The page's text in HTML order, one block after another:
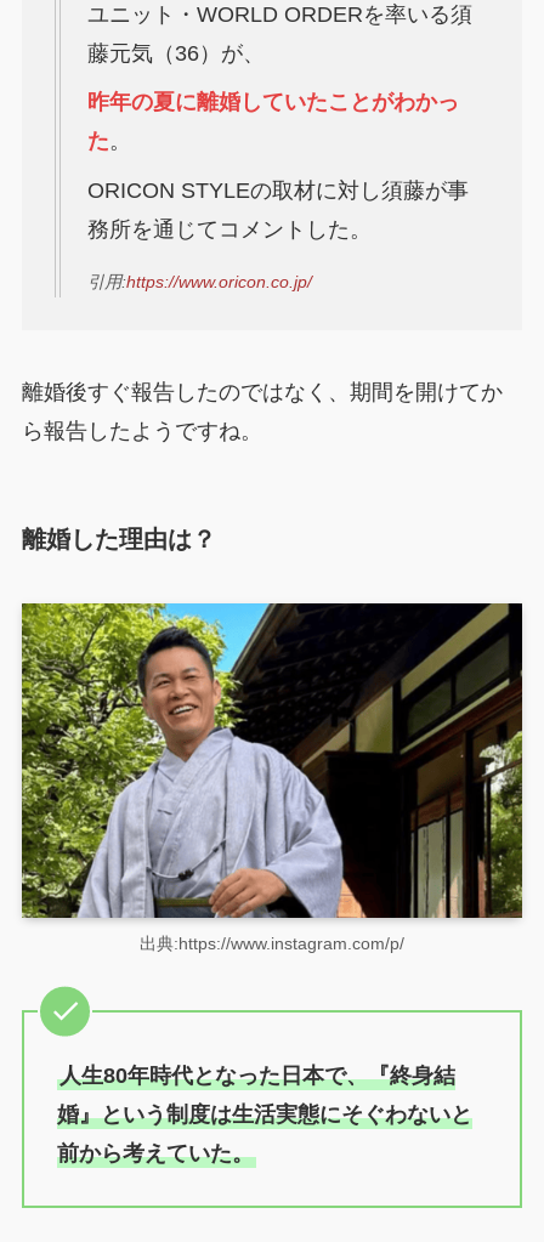
ユニット・WORLD ORDERを率いる須
藤元気（36）が、
昨年の夏に離婚していたことがわかっ
た。
ORICON STYLEの取材に対し須藤が事
務所を通じてコメントした。
引用:https://www.oricon.co.jp/
離婚後すぐ報告したのではなく、期間を開けてか
ら報告したようですね。
離婚した理由は？
出典:https://www.instagram.com/p/
人生80年時代となった日本で、『終身結
婚』という制度は生活実態にそぐわないと
前から考えていた。